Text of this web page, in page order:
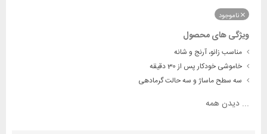
ناموجود
ویژگی های محصول
مناسب زانو، آرنج و شانه
خاموشی خودکار پس از 30 دقیقه
سه سطح ماساژ و سه حالت گرما‌دهی
... دیدن همه